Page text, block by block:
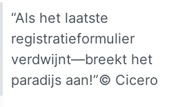
“Als het laatste
registratieformulier
verdwijnt—breekt het
paradijs aan!”© Cicero